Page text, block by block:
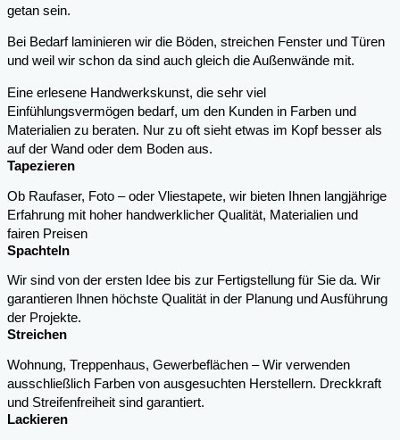
getan sein.
Bei Bedarf laminieren wir die Böden, streichen Fenster und Türen
und weil wir schon da sind auch gleich die Außenwände mit.
Eine erlesene Handwerkskunst, die sehr viel
Einfühlungsvermögen bedarf, um den Kunden in Farben und
Materialien zu beraten. Nur zu oft sieht etwas im Kopf besser als
auf der Wand oder dem Boden aus.
Tapezieren
Ob Raufaser, Foto – oder Vliestapete, wir bieten Ihnen langjährige
Erfahrung mit hoher handwerklicher Qualität, Materialien und
fairen Preisen
Spachteln
Wir sind von der ersten Idee bis zur Fertigstellung für Sie da. Wir
garantieren Ihnen höchste Qualität in der Planung und Ausführung
der Projekte.
Streichen
Wohnung, Treppenhaus, Gewerbeflächen – Wir verwenden
ausschließlich Farben von ausgesuchten Herstellern. Dreckkraft
und Streifenfreiheit sind garantiert.
Lackieren